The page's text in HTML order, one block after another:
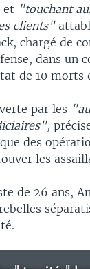
et "touchant
clients"
chargé de
dans un
de 10 morts
par les
des
les
de 26 ans,